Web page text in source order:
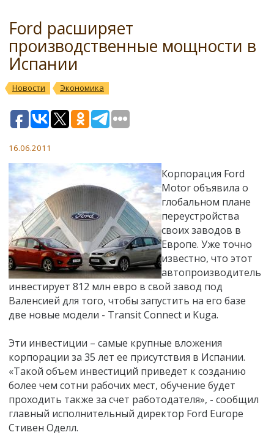
Ford расширяет
производственные мощности в
Испании
Новости Экономика
16.06.2011
Корпорация Ford
Motor объявила о
глобальном плане
переустройства
своих заводов в
Европе. Уже точно
известно, что этот
автопроизводитель
инвестирует 812 млн евро в свой завод под
Валенсией для того, чтобы запустить на его базе
две новые модели - Transit Connect и Kuga.
Эти инвестиции – самые крупные вложения
корпорации за 35 лет ее присутствия в Испании.
«Такой объем инвестиций приведет к созданию
более чем сотни рабочих мест, обучение будет
проходить также за счет работодателя», - сообщил
главный исполнительный директор Ford Europe
Стивен Оделл.